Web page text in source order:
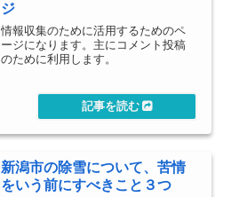
ジ
情報収集のために活用するためのペ
ージになります。主にコメント投稿
のために利用します。
新潟市の除雪について、苦情
をいう前にすべきこと３つ